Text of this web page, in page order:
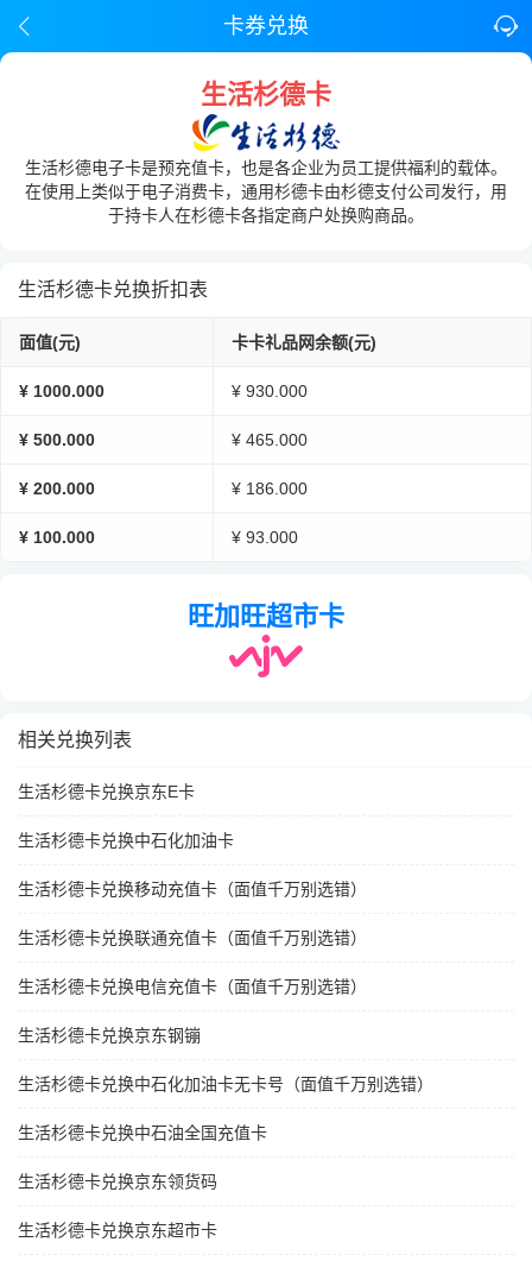
卡券兑换
生活杉德卡
生活杉德电子卡是预充值卡，也是各企业为员工提供福利的载体。
在使用上类似于电子消费卡，通用杉德卡由杉德支付公司发行，用
于持卡人在杉德卡各指定商户处换购商品。
生活杉德卡兑换折扣表
面值(元) 卡卡礼品网余额(元)
¥ 1000.000 ¥ 930.000
¥ 500.000 ¥ 465.000
¥ 200.000 ¥ 186.000
¥ 100.000 ¥ 93.000
旺加旺超市卡
相关兑换列表
生活杉德卡兑换京东E卡
生活杉德卡兑换中石化加油卡
生活杉德卡兑换移动充值卡（面值千万别选错）
生活杉德卡兑换联通充值卡（面值千万别选错）
生活杉德卡兑换电信充值卡（面值千万别选错）
生活杉德卡兑换京东钢镚
生活杉德卡兑换中石化加油卡无卡号（面值千万别选错）
生活杉德卡兑换中石油全国充值卡
生活杉德卡兑换京东领货码
生活杉德卡兑换京东超市卡